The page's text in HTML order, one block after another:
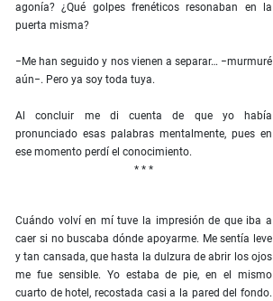
agonía? ¿Qué golpes frenéticos resonaban en la
puerta misma?
−Me han seguido y nos vienen a separar… −murmuré
aún−. Pero ya soy toda tuya.
Al concluir me di cuenta de que yo había
pronunciado esas palabras mentalmente, pues en
ese momento perdí el conocimiento.
* * *
Cuándo volví en mí tuve la impresión de que iba a
caer si no buscaba dónde apoyarme. Me sentía leve
y tan cansada, que hasta la dulzura de abrir los ojos
me fue sensible. Yo estaba de pie, en el mismo
cuarto de hotel, recostada casi a la pared del fondo.